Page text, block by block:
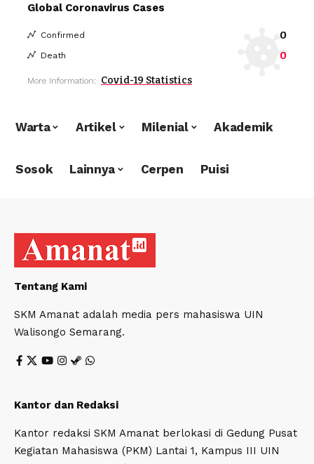
Global Coronavirus Cases
Confirmed 0
Death 0
More Information: Covid-19 Statistics
Warta Artikel Milenial Akademik
Sosok Lainnya Cerpen Puisi
Tentang Kami
SKM Amanat adalah media pers mahasiswa UIN
Walisongo Semarang.
Kantor dan Redaksi
Kantor redaksi SKM Amanat berlokasi di Gedung Pusat
Kegiatan Mahasiswa (PKM) Lantai 1, Kampus III UIN